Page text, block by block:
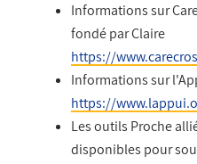
Informations sur
fondé par Claire
https://
Informations sur
https://
Les outils Proche
disponibles pour